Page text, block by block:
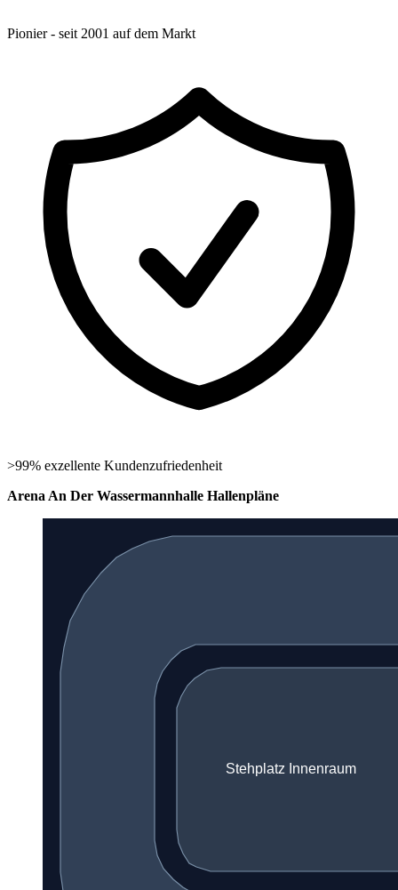
Pionier - seit 2001 auf dem Markt
>99% exzellente Kundenzufriedenheit
Arena An Der Wassermannhalle Hallenpläne